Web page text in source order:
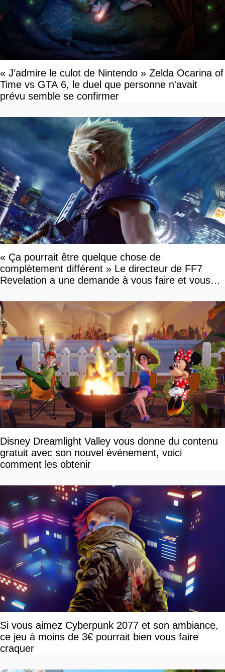
« J’admire le culot de Nintendo » Zelda Ocarina of
Time vs GTA 6, le duel que personne n'avait
prévu semble se confirmer
« Ça pourrait être quelque chose de
complètement différent » Le directeur de FF7
Revelation a une demande à vous faire et vous
Disney Dreamlight Valley vous donne du contenu
gratuit avec son nouvel événement, voici
comment les obtenir
Si vous aimez Cyberpunk 2077 et son ambiance,
ce jeu à moins de 3€ pourrait bien vous faire
craquer